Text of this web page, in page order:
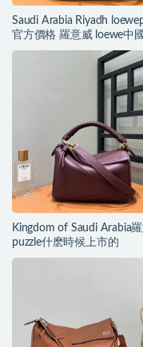
Saudi Arabia Riyadh
官方價格 羅意威 loewe中
Kingdom of Saudi Arabia
puzzle什麽時候上市的